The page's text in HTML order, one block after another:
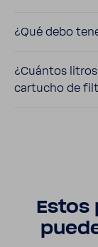
¿Qué debo
¿Cuántos
cartucho de
Estos